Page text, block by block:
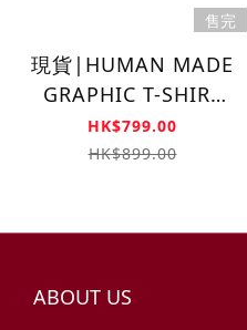
售完
現貨|HUMAN MADE
GRAPHIC T-SHIRT
HM29TE024
HK$799.00
HK$899.00
ABOUT US